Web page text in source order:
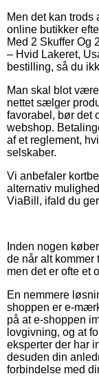
Men det kan
online butikker
Med 2 Skuffer Og
– Hvid Lakeret,
bestilling, så du
Man skal blot
nettet sælger
favorabel, bør det
webshop.
af et reglement,
selskaber.
Vi anbefaler
alternativ
ViaBill, ifald du
Inden nogen
de når alt kommer
men det er ofte et
En nemmere
shoppen er e-
på at e-shoppen
lovgivning, og at
eksperter der har
desuden din
forbindelse med